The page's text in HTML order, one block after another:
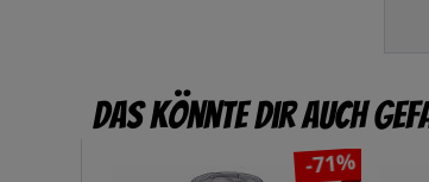
Das könnte dir auch
-71%